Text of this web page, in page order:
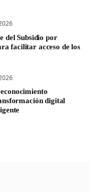
del Subsidio por
facilitar acceso de los
digital